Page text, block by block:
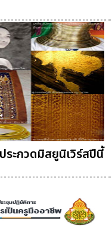
ระกวดมิสยูนิเวิร์สปีนี้